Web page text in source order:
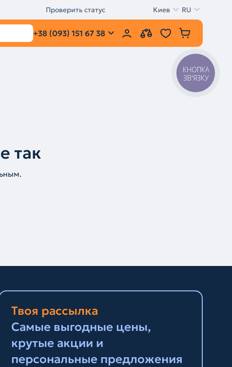
Проверить статус Киев RU
+38 (093) 151 67 38
так
Твоя рассылка
Самые выгодные цены,
крутые акции и
персональные предложения
КНОПКА
ЗВ'ЯЗКУ